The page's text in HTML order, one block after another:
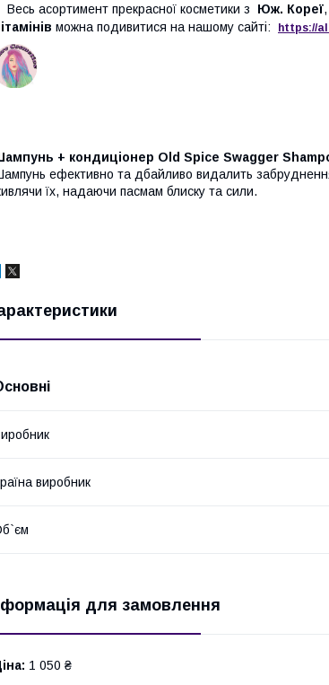
Весь асортимент прекрасної косметики з Юж. Кореї,
можна подивитися на нашому сайті: https://
+ кондиціонер Old Spice Swagger
ефективно та дбайливо видалить
їх, надаючи пасмам блиску та сили.
виробник
для замовлення
1 050 ₴